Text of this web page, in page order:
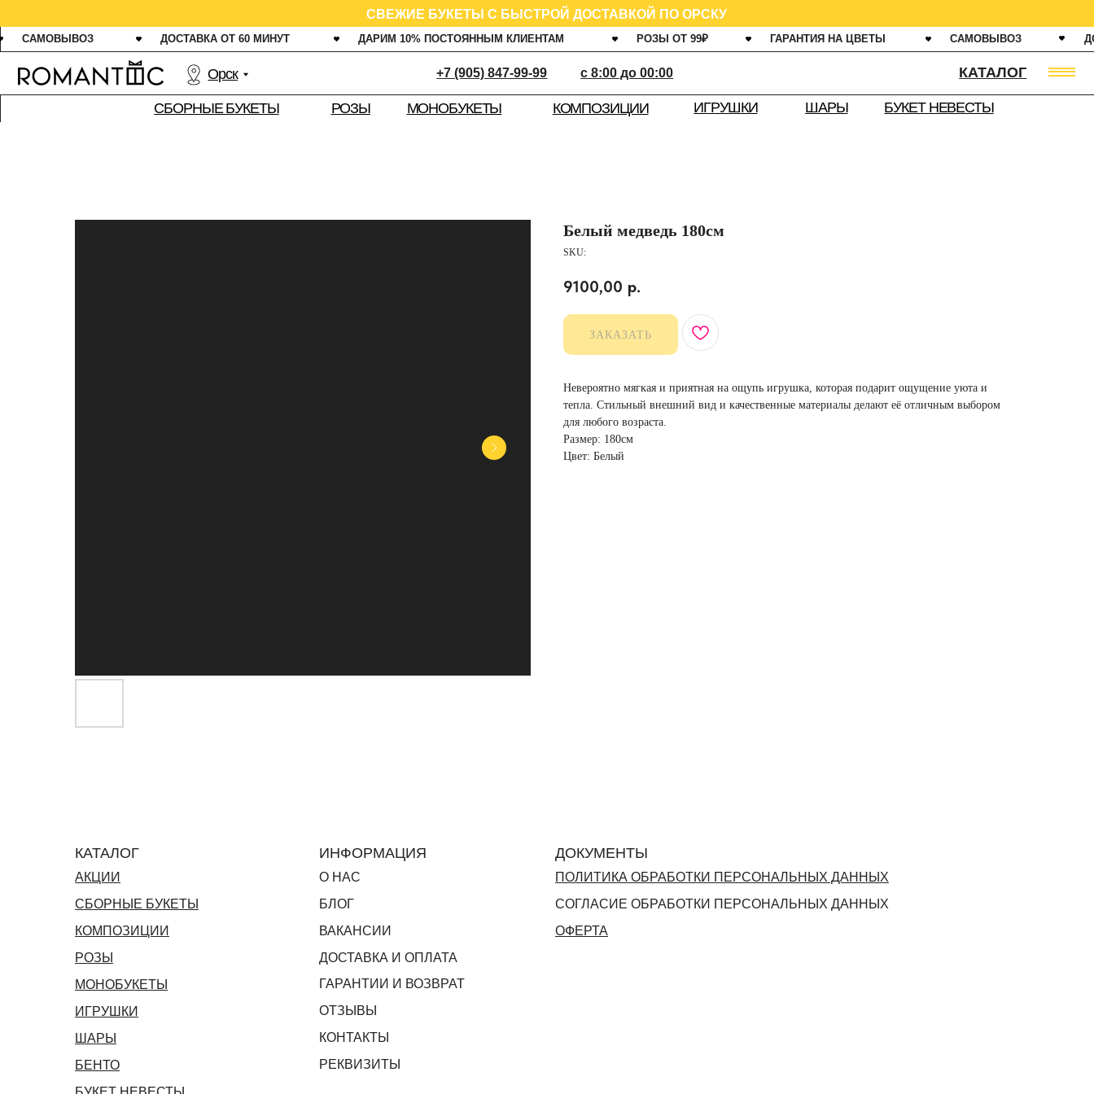
+7 (905) 847-99-99 c 8:00 до 00:00
СВЕЖИЕ БУКЕТЫ С БЫСТРОЙ ДОСТАВКОЙ ПО ОРСКУ
ДОСТАВКА ОТ 60 МИНУТ ДАРИМ 10% ПОСТОЯННЫМ КЛИЕНТАМ РОЗЫ ОТ 99 ГАРАНТИЯ НА ЦВЕТЫ САМОВЫВОЗ ДОСТАВКА ОТ 60 МИНУТ
САМОВЫВОЗ
СБОРНЫЕ БУКЕТЫ
Орск
ШАРЫ БУКЕТ НЕВЕСТЫ
РОЗЫ ИГРУШКИ
МОНОБУКЕТЫ КОМПОЗИЦИИ
Белый медведь 180см
SKU:
9100,00 р.
ЗАКАЗАТЬ
Невероятно мягкая и приятная на ощупь игрушка, которая подарит ощущение уюта и
тепла. Стильный внешний вид и качественные материалы делают её отличным выбором
для любого возраста.
Размер: 180см
Цвет: Белый
ДОКУМЕНТЫ
ПОЛИТИКА ОБРАБОТКИ ПЕРСОНАЛЬНЫХ ДАННЫХ
СОГЛАСИЕ ОБРАБОТКИ ПЕРСОНАЛЬНЫХ ДАННЫХ
ОФЕРТА
КАТАЛОГ
АКЦИИ
СБОРНЫЕ БУКЕТЫ
КОМПОЗИЦИИ
РОЗЫ
МОНОБУКЕТЫ
ИГРУШКИ
ШАРЫ
БЕНТО
ИНФОРМАЦИЯ
О НАС
БЛОГ
ВАКАНСИИ
ДОСТАВКА И ОПЛАТА
ГАРАНТИИ И ВОЗВРАТ
ОТЗЫВЫ
КОНТАКТЫ
РЕКВИЗИТЫ